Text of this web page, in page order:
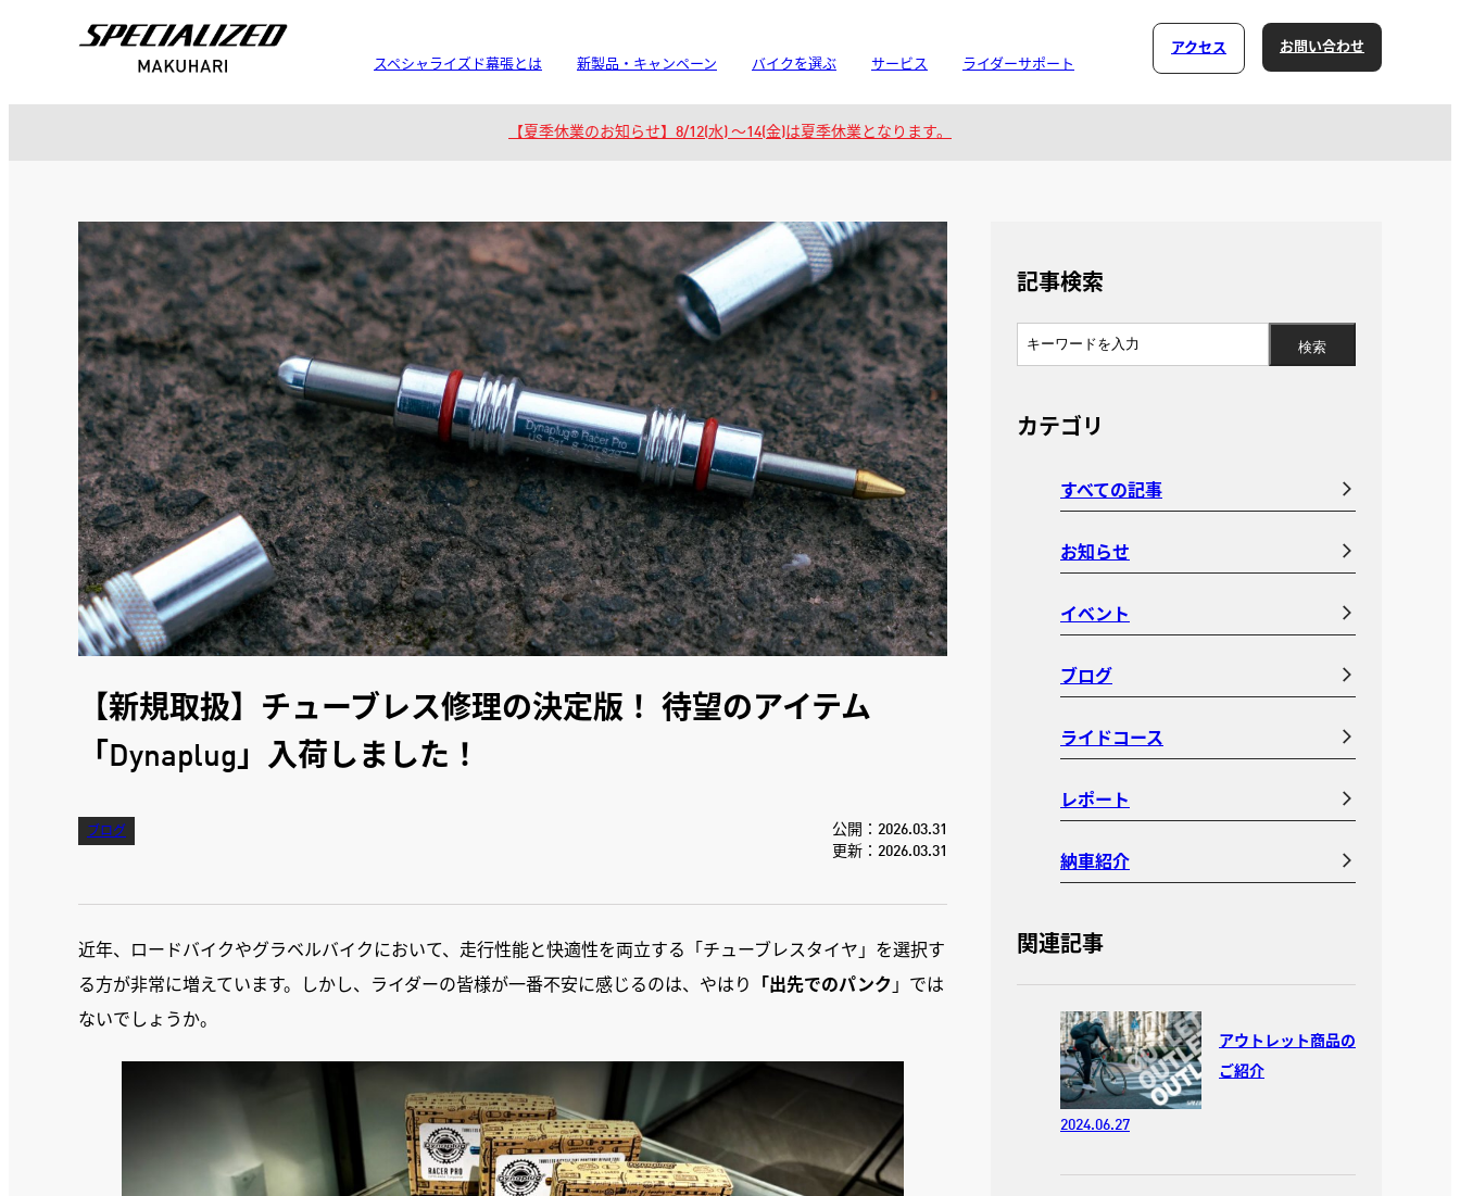
スペシャライズド幕張とは 新製品・キャンペーン バイクを選ぶ サービス ライダーサポート
アクセス お問い合わせ
【夏季休業のお知らせ】8/12(水) 〜14(金)は夏季休業となります。
【新規取扱】チューブレス修理の決定版！ 待望のアイテム
「Dynaplug」入荷しました！
ブログ
公開：2026.03.31
更新：2026.03.31
近年、ロードバイクやグラベルバイクにおいて、走行性能と快適性を両立する「チューブレスタイヤ」を選択す
る方が非常に増えています。しかし、ライダーの皆様が一番不安に感じるのは、やはり 「出先でのパンク 」では
ないでしょうか。
記事検索
カテゴリ
すべての記事
お知らせ
イベント
ブログ
ライドコース
レポート
納車紹介
関連記事
アウトレット商品の
ご紹介
2024.06.27